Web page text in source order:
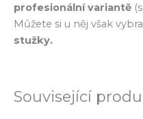
profesionální variantě
Můžete si u něj však
stužky.
Související